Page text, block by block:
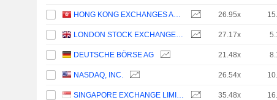
HONG KONG EXCHANGES AND CLEARING LIMITED 26.95x
LONDON STOCK EXCHANGE GROUP PLC 27.17x
DEUTSCHE BÖRSE AG 21.48x
NASDAQ, INC. 26.54x
SINGAPORE EXCHANGE LIMITED 35.48x